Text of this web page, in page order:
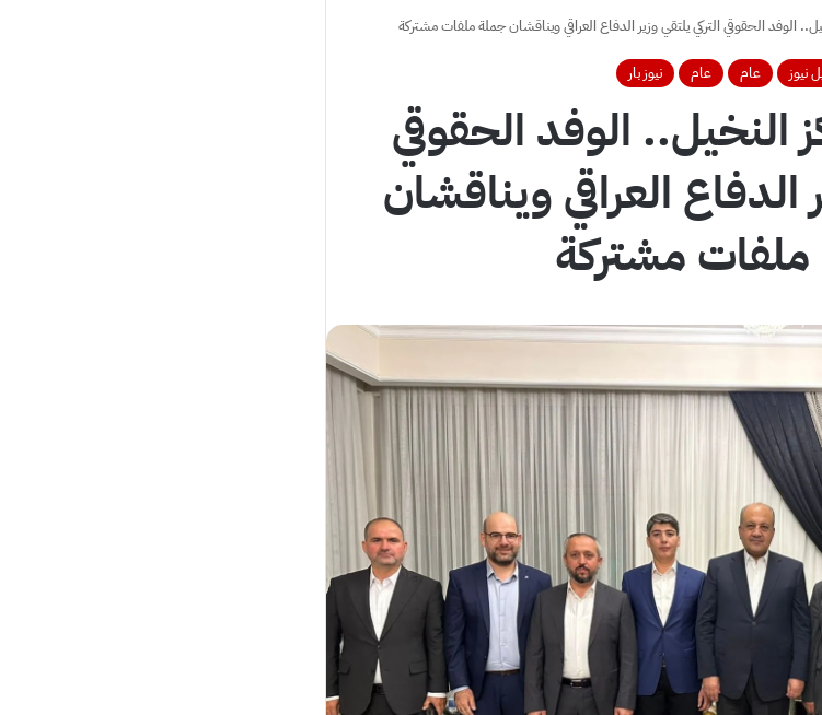
الوفد الحقوقي التركي يلتقي وزير الدفاع العراقي ويناقشان جملة ملفات مشتركة
نيوز عام عام نيوز بار
النخيل.. الوفد الحقوقي
الدفاع العراقي ويناقشان
مشتركة